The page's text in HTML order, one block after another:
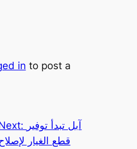
in to post a
آبل تبدأ توفير
قطع الغيار